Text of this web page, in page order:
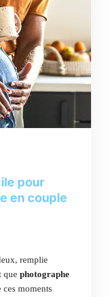
pour
en couple
remplie
que photographe
ces moments